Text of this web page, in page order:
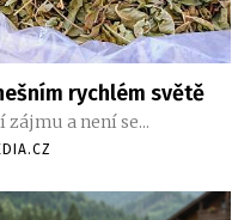
rychlém světě
a není se...